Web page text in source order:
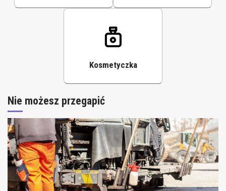
Kosmetyczka
Nie możesz przegapić